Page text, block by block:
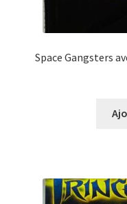
Space Gangsters